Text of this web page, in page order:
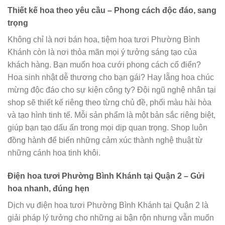
Thiết kế hoa theo yêu cầu – Phong cách độc đáo, sang
trọng
Không chỉ là nơi bán hoa, tiệm hoa tươi Phường Bình
Khánh còn là nơi thỏa mãn mọi ý tưởng sáng tạo của
khách hàng. Bạn muốn hoa cưới phong cách cổ điển?
Hoa sinh nhật dễ thương cho bạn gái? Hay lẵng hoa chúc
mừng độc đáo cho sự kiện công ty? Đội ngũ nghệ nhân tại
shop sẽ thiết kế riêng theo từng chủ đề, phối màu hài hòa
và tạo hình tinh tế. Mỗi sản phẩm là một bản sắc riêng biệt,
giúp bạn tạo dấu ấn trong mọi dịp quan trọng. Shop luôn
đồng hành để biến những cảm xúc thành nghệ thuật từ
những cánh hoa tinh khôi.
Điện hoa tươi Phường Bình Khánh tại Quận 2 – Gửi
hoa nhanh, đúng hẹn
Dịch vụ điện hoa tươi Phường Bình Khánh tại Quận 2 là
giải pháp lý tưởng cho những ai bận rộn nhưng vẫn muốn